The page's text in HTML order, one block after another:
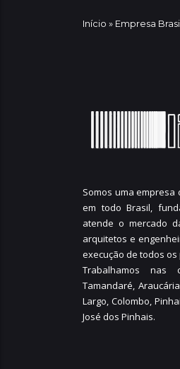
Início » Empresa
Somos uma
em todo Brasil,
atende o mercado
arquitetos e
execução de todos
Trabalhamos nas
Tamandaré,Araucária
Largo, Colombo,
José dos Pinhais.